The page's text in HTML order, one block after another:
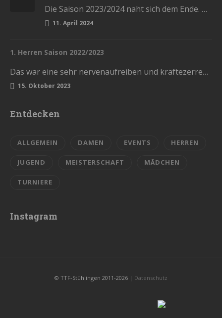
Die Saison 2023/2024 naht sich dem Ende. Diesen Samstag haben wir die letzten Heimspiele in der Stadthalle. Kommt und lasst…
11. April 2024
1. Herren Saison 2022/2023
Das war eine sehr nervenaufreiben und kräftezerrende Saison. Mit einem Ende, womit wir nicht gerechnet hatten. Die Vorrunde schlossen wir…
15. Oktober 2023
Entdecken
ALLGEMEIN DAMEN EVENTS HERREN
JUGEND MEISTERSCHAFT MÄDCHEN
TURNIERE
Instagram
© TTF-Stühlingen 2011-2026 | Datenschutz